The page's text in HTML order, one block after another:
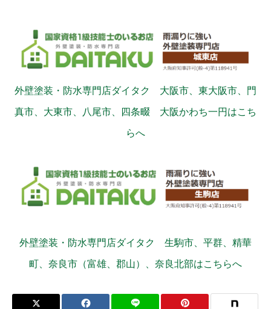
外壁塗装・防水専門店ダイタク 大阪市、東大阪市、門
真市、大東市、八尾市、四条畷 大阪かわち一円はこち
らへ
外壁塗装・防水専門店ダイタク 生駒市、平群、精華
町、奈良市（富雄、郡山）、奈良北部はこちらへ